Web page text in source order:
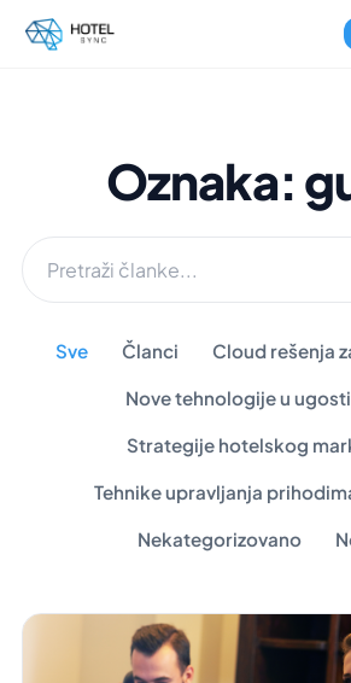
Oznaka:
Sve Članci Cloud rešenja
Nove tehnologije u
Strategije hotelskog
Tehnike upravljanja
Nekategorizovano